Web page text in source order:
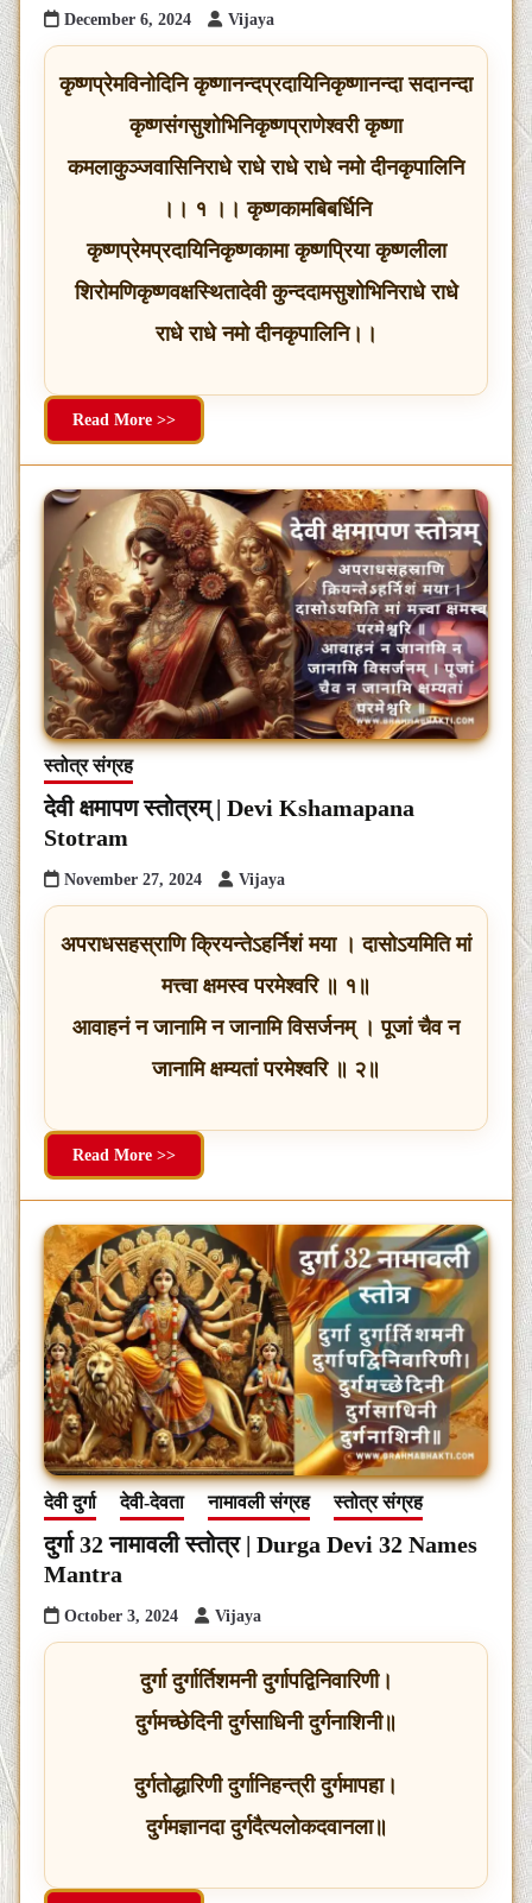
December 6, 2024 Vijaya
कृष्णप्रेमविनोदिनि कृष्णानन्दप्रदायिनिकृष्णानन्दा सदानन्दा
कृष्णसंगसुशोभिनिकृष्णप्राणेश्वरी कृष्णा
कमलाकुञ्जवासिनिराधे राधे राधे राधे नमो दीनकृपालिनि
।। १ ।। कृष्णकामबिबर्धिनि
कृष्णप्रेमप्रदायिनिकृष्णकामा कृष्णप्रिया कृष्णलीला
शिरोमणिकृष्णवक्षस्थितादेवी कुन्ददामसुशोभिनिराधे राधे
राधे राधे नमो दीनकृपालिनि।।
Read More >>
स्तोत्र संग्रह
देवी क्षमापण स्तोत्रम् | Devi Kshamapana
Stotram
November 27, 2024 Vijaya
अपराधसहस्राणि क्रियन्तेऽहर्निशं मया । दासोऽयमिति मां
मत्त्वा क्षमस्व परमेश्वरि ॥ १॥
आवाहनं न जानामि न जानामि विसर्जनम् । पूजां चैव न
जानामि क्षम्यतां परमेश्वरि ॥ २॥
Read More >>
देवी दुर्गा देवी-देवता नामावली संग्रह स्तोत्र संग्रह
दुर्गा 32 नामावली स्तोत्र | Durga Devi 32 Names
Mantra
October 3, 2024 Vijaya
दुर्गा दुर्गार्तिशमनी दुर्गापद्विनिवारिणी।
दुर्गमच्छेदिनी दुर्गसाधिनी दुर्गनाशिनी॥
दुर्गतोद्धारिणी दुर्गानिहन्त्री दुर्गमापहा।
दुर्गमज्ञानदा दुर्गदैत्यलोकदवानला॥